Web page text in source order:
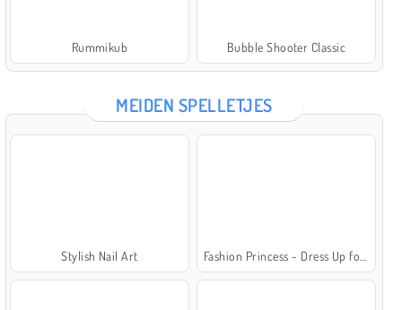
Rummikub Bubble Shooter Classic
MEIDEN SPELLETJES
Stylish Nail Art